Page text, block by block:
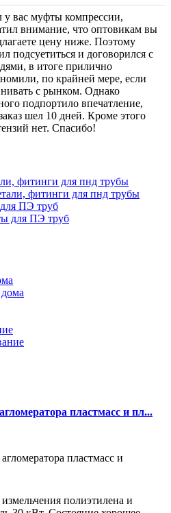
у вас муфты компрессии,
внимание, что оптовикам вы
цену ниже. Поэтому
подсуетиться и договорился с
в итоге прилично
по крайней мере, если
с рынком. Однако
подпортило впечатление,
шел 10 дней. Кроме этого
нет. Спасибо!
фитинги для пнд трубы
ПЭ труб
пластмасс и пл...
полиэтилена и